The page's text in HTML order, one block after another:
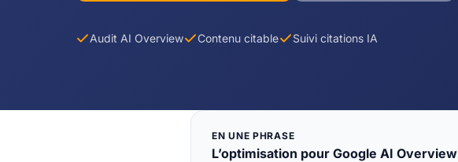
Audit AI Overview Contenu citable Suivi citations IA
EN UNE PHRASE
L’optimisation pour Google AI Overview